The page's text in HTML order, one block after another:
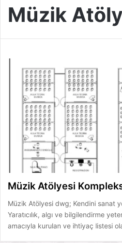
Müzik
Müzik Atölyesi
Müzik Atölyesi dwg; Kendini sanat
Yaratıcılık, algı ve bilgilendirme
amacıyla kurulan ve ihtiyaç listesi